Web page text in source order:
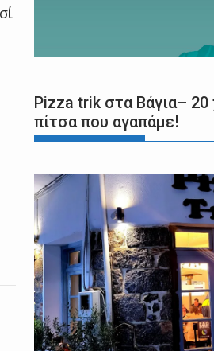
Pizza trik στα Βάγια– 20
πίτσα που αγαπάμε!